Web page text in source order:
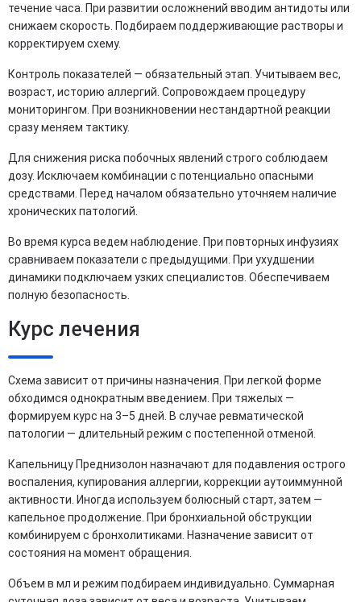
течение часа. При развитии осложнений вводим антидоты или
снижаем скорость. Подбираем поддерживающие растворы и
корректируем схему.
Контроль показателей — обязательный этап. Учитываем вес,
возраст, историю аллергий. Сопровождаем процедуру
мониторингом. При возникновении нестандартной реакции
сразу меняем тактику.
Для снижения риска побочных явлений строго соблюдаем
дозу. Исключаем комбинации с потенциально опасными
средствами. Перед началом обязательно уточняем наличие
хронических патологий.
Во время курса ведем наблюдение. При повторных инфузиях
сравниваем показатели с предыдущими. При ухудшении
динамики подключаем узких специалистов. Обеспечиваем
полную безопасность.
Курс лечения
Схема зависит от причины назначения. При легкой форме
обходимся однократным введением. При тяжелых —
формируем курс на 3–5 дней. В случае ревматической
патологии — длительный режим с постепенной отменой.
Капельницу Преднизолон назначают для подавления острого
воспаления, купирования аллергии, коррекции аутоиммунной
активности. Иногда используем болюсный старт, затем —
капельное продолжение. При бронхиальной обструкции
комбинируем с бронхолитиками. Назначение зависит от
состояния на момент обращения.
Объем в мл и режим подбираем индивидуально. Суммарная